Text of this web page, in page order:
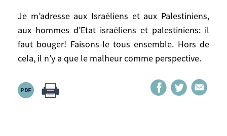
Je m’adresse aux Israéliens et aux Palestiniens,
aux hommes d’Etat israéliens et palestiniens: il
faut bouger! Faisons-le tous ensemble. Hors de
cela, il n’y a que le malheur comme perspective.
les Palestiniens de sortir ensemble de
l’impasse. Ils doivent accepter que les
Américains, de plus en plus déterminés à
ne plus laisser les choses en l’état, la
France, engagée pour la paix au Proche-
Orient depuis si longtemps, les autres
Européens, la Russie, les pays arabes,